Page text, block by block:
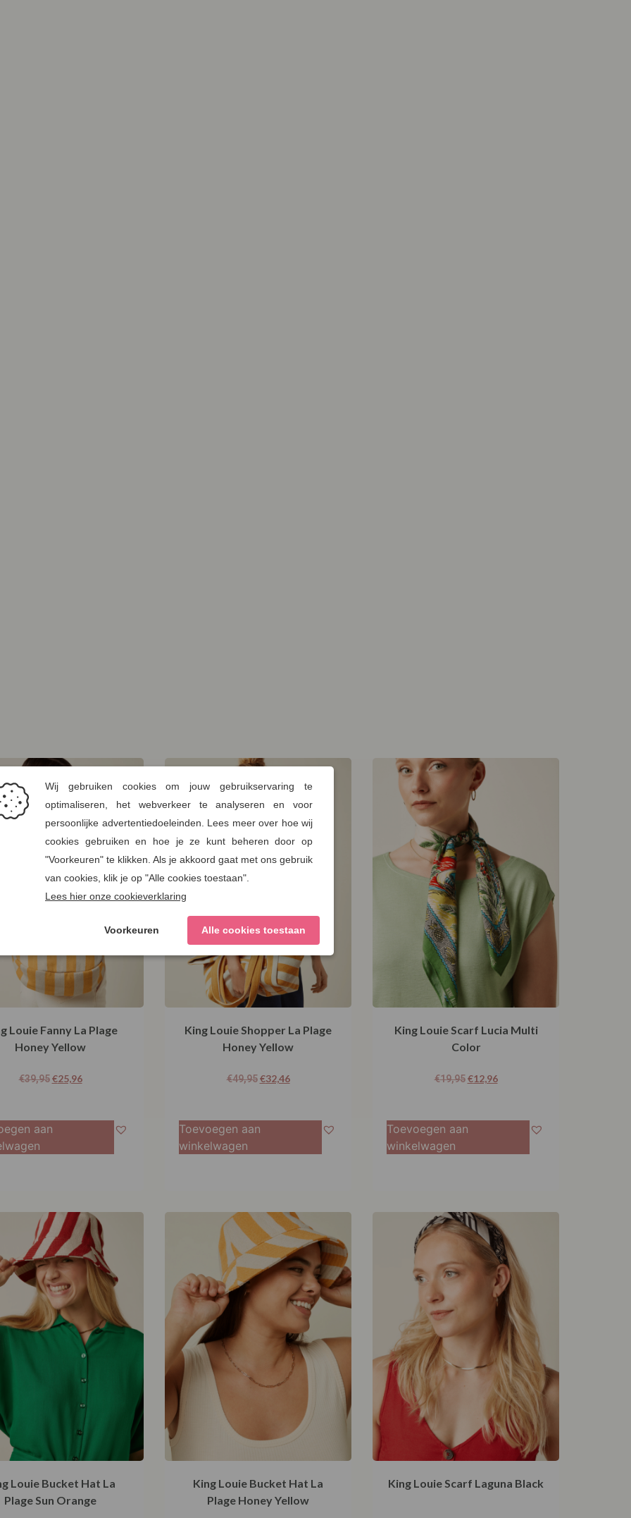
Louie Fanny La Plage
Honey Yellow
€39,95 €25,96
aan
King Louie Shopper La Plage
Honey Yellow
€49,95 €32,46
Toevoegen aan
winkelwagen
King Louie Scarf Lucia Multi
Color
€19,95 €12,96
Toevoegen aan
winkelwagen
Louie Bucket Hat La
Plage Sun Orange
King Louie Bucket Hat La
Plage Honey Yellow
King Louie Scarf Laguna Black